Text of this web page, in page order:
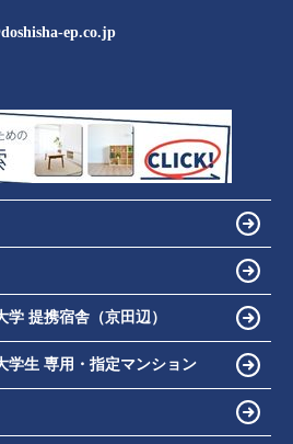
ep.co.jp
提携宿舎（京田辺）
学生 専用・指定マンション